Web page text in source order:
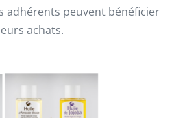
adhérents peuvent bénéficier
achats.